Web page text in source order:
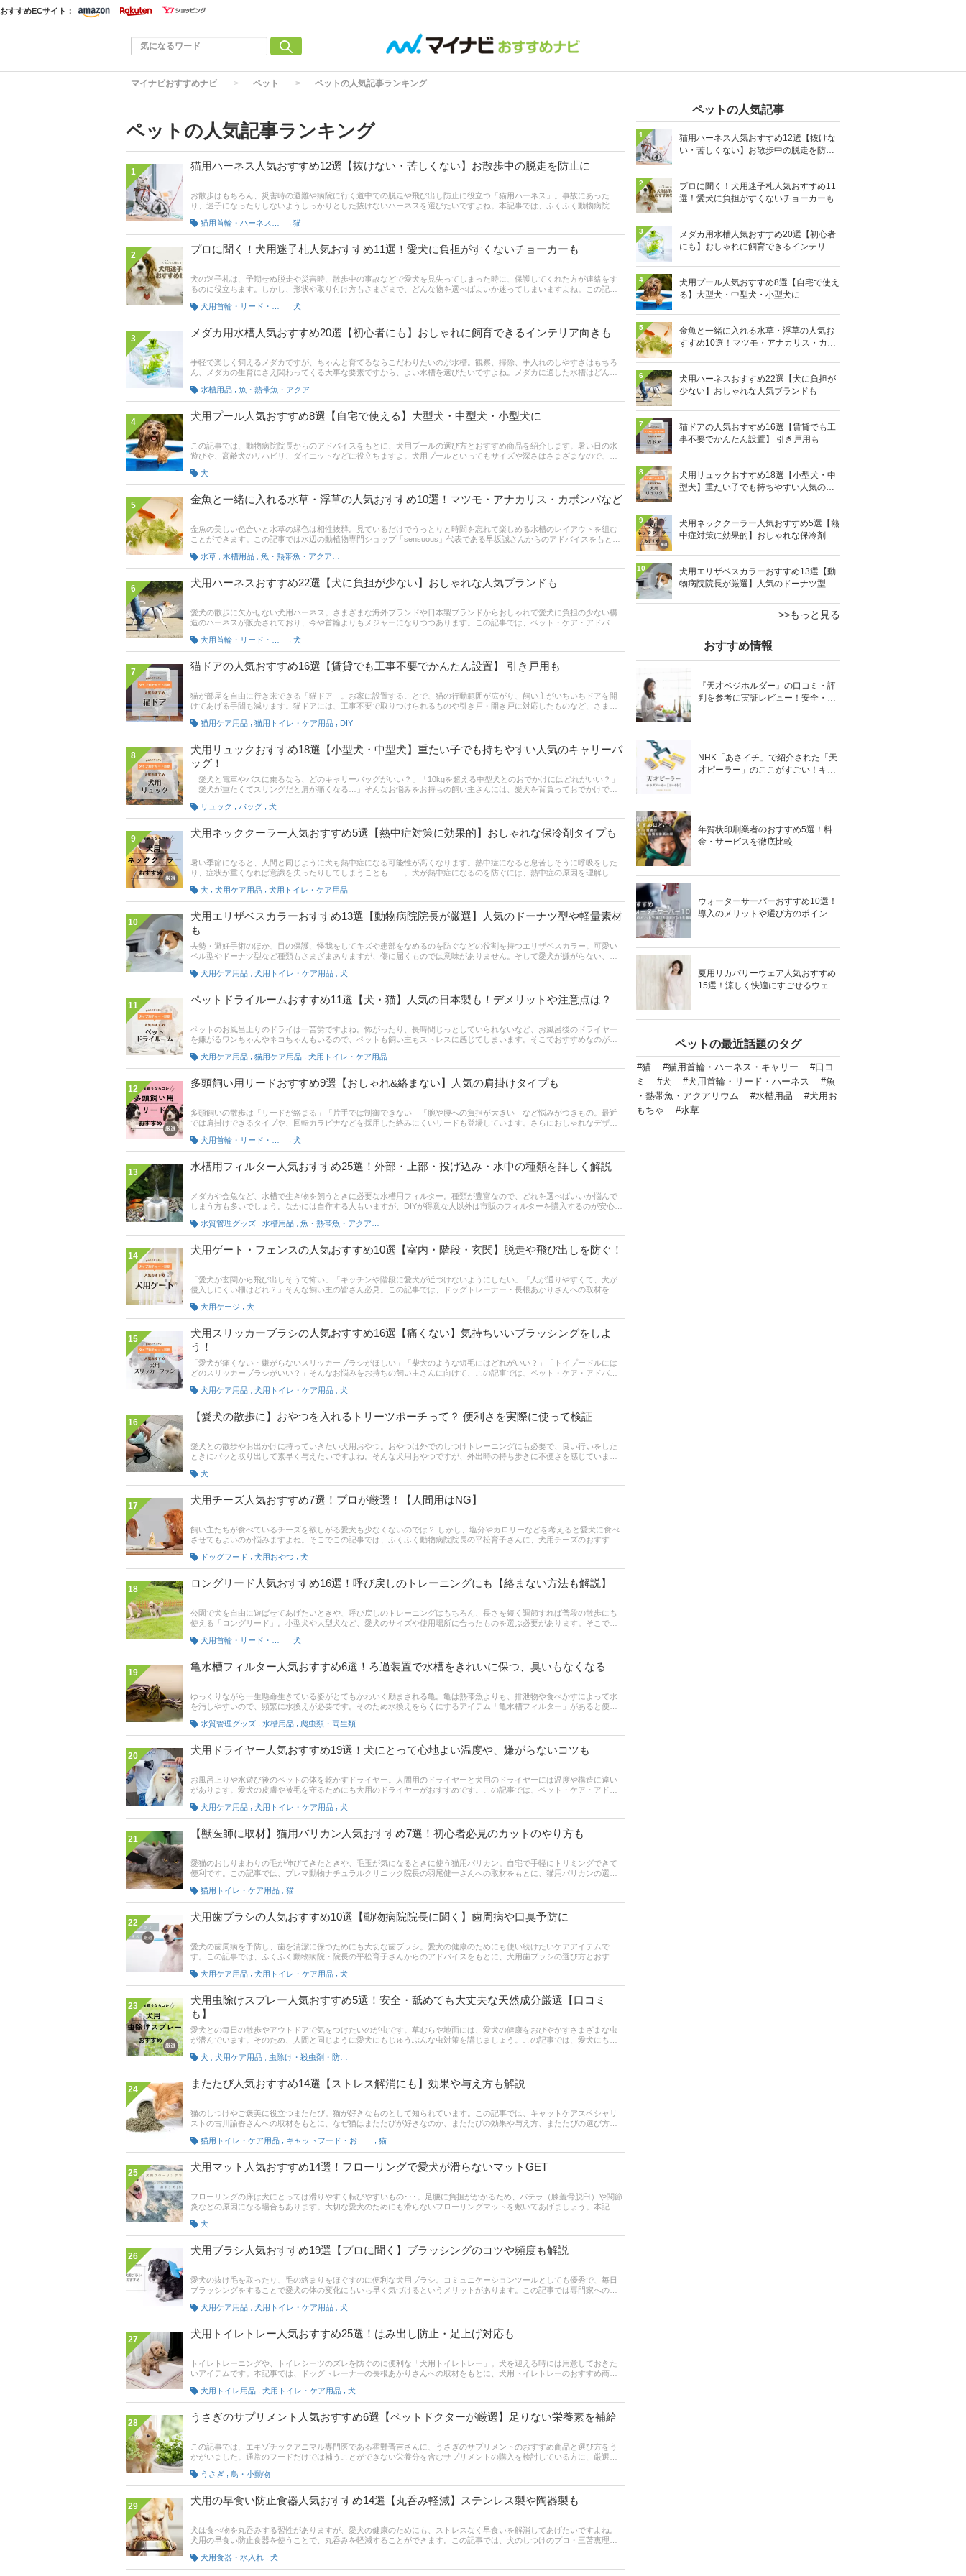
おすすめECサイト：
マイナビおすすめナビ ペット ペットの人気記事ランキング
ペットの人気記事ランキング
1 猫用ハーネス人気おすすめ12選【抜けない・苦しくない】お散歩中の脱走を防止に
お散歩はもちろん、災害時の避難や病院に行く道中での脱走や飛び出し防止に役立つ「猫用ハーネス」。事故にあった
り、迷子になったりしないようしっかりとした抜けないハーネスを選びたいですよね。本記事では、ふくふく動物病院院
オシ商品も紹介していきます。人気で外れにくいダブルロックや、おしゃれなベストタイプなどさまざまな商品をセレク
トしました。記事後半には、通販サイトの人気売れ筋ランキングも。 ぜひ最後までチェックして、安心してお出かけでき
る猫用ハーネスを見つけてくださいね。
猫
2 プロに聞く！犬用迷子札人気おすすめ11選！愛犬に負担がすくないチョーカーも
犬の迷子札は、予期せぬ脱走や災害時、散歩中の事故などで愛犬を見失ってしまった時に、保護してくれた方が連絡をす
るのに役立ちます。しかし、形状や取り付け方もさまざまで、どんな物を選べばよいか迷ってしまいますよね。この記事
教えていただきました。ぜひこの記事を参考にして、お気に入りの迷子札を見つけてみてください。
犬
3 メダカ用水槽人気おすすめ20選【初心者にも】おしゃれに飼育できるインテリア向きも
手軽で楽しく飼えるメダカですが、ちゃんと育てるならこだわりたいのが水槽。観察、掃除、手入れのしやすさはもちろ
ん、メダカの生育にさえ関わってくる大事な要素ですから、よい水槽を選びたいですよね。メダカに適した水槽はどんな
ウム専門店「SENSUOUS」代表の早坂誠さんのアドバイスをもとに、メダカ用水槽の選び方とおすすめ商品をご紹介。イ
ンテリアに合うおしゃれなメダカ水槽から初心者でも始められるものまでピックアップしています。比較一覧表、通販サ
イトの売れ筋人気ランキングもあるので、口コミや評判もチェックしてみてください。
水槽用品
4 犬用プール人気おすすめ8選【自宅で使える】大型犬・中型犬・小型犬に
この記事では、動物病院院長からのアドバイスをもとに、犬用プールの選び方とおすすめ商品を紹介します。暑い日の水
遊びや、高齢犬のリハビリ、ダイエットなどに役立ちますよ。犬用プールといってもサイズや深さはさまざまなので、愛
しやすいものを見つけましょう。後半には、比較一覧表や通販サイトの最新人気ランキングもあるので、売れ筋や口コミ
とあわせてチェックしてみてください。
犬
5 金魚と一緒に入れる水草・浮草の人気おすすめ10選！マツモ・アナカリス・カボンバなど
金魚の美しい色合いと水草の緑色は相性抜群。見ているだけでうっとりと時間を忘れて楽しめる水槽のレイアウトを組む
ことができます。この記事では水辺の動植物専門ショップ「sensuous」代表である早坂誠さんからのアドバイスをもと
ます。また、記事後半には水草の植え方や枯れてしまう・抜けてしまう時の対処方法、通販サイトの人気売れ筋ランキン
グなども掲載。 ぜひ最後までチェックして金魚にあう水草や浮草をを見つけてください。
水草 水槽用品
6 犬用ハーネスおすすめ22選【犬に負担が少ない】おしゃれな人気ブランドも
愛犬の散歩に欠かせない犬用ハーネス。さまざまな海外ブランドや日本製ブランドからおしゃれで愛犬に負担の少ない構
造のハーネスが販売されており、今や首輪よりもメジャーになりつつあります。この記事では、ペット・ケア・アドバイ
ご紹介します。超小型犬、小型犬、中型犬、大型犬など愛犬の体格や性格に合わせて抜けにくいハーネスをえらびましょ
う。記事後半には、ハーネスの着け方や通販サイトの人気ランキングも掲載。口コミや売れ筋を参考に愛犬にピッタリの
商品を見つけてくださいね。
犬
7 猫ドアの人気おすすめ16選【賃貸でも工事不要でかんたん設置】 引き戸用も
猫が部屋を自由に行き来できる「猫ドア」。お家に設置することで、猫の行動範囲が広がり、飼い主がいちいちドアを開
けてあげる手間も減ります。猫ドアには、工事不要で取りつけられるものや引き戸・開き戸に対応したものなど、さまざ
アの選び方とおすすめ商品を紹介。賃貸でも工事不要で取りつけられるもの、引き戸・開き戸対応など幅広く厳選しまし
た。猫の通りやすい大きさがわかるように、サイズも詳しくまとめているので、猫ドア選びの参考にしてみてください。
また、せっかく猫ドアを設置したのに、猫が通ってくれなかった場合の対処方法も解説しています。記事後半には、比較
一覧表、通販サイトの売れ筋人気ランキングもあるので、口コミや評判もチェックしてみてください。
猫用ケア用品 猫用トイレ・ケア用品 DIY
8
犬用リュックおすすめ18選【小型犬・中型犬】重たい子でも持ちやすい人気のキャリーバ
ッグ！
「愛犬と電車やバスに乗るなら、どのキャリーバッグがいい？」「10kgを超える中型犬とのおでかけにはどれがいい？」
「愛犬が重たくてスリングだと肩が痛くなる…」そんなお悩みをお持ちの飼い主さんには、愛犬を背負っておでかけでき
犬にぴったりな犬用リュックがわかる選び方診断とおすすめ商品をご紹介！ 小型犬向きの人気おしゃれリュックはもちろ
ん、災害時も安心なゲージタイプ、自転車に取り付けられるものなど、優秀な商品を厳選しています。また、記事後半に
は、通販サイトの最新人気ランキングリンクも掲載中。売れ筋や口コミをチェックして、愛犬も飼い主さんも気に入るリ
ュックをみつけてくださいね。
リュック バッグ 犬
9 犬用ネッククーラー人気おすすめ5選【熱中症対策に効果的】おしゃれな保冷剤タイプも
暑い季節になると、人間と同じように犬も熱中症になる可能性が高くなります。熱中症になると息苦しそうに呼吸をした
り、症状が重くなれば意識を失ったりしてしまうことも……。犬が熱中症になるのを防ぐには、熱中症の原因を理解し、
すすめの犬用のネッククーラーをご紹介します。愛用者の口コミや通販の人気ランキングも要チェックです。
犬 犬用ケア用品 犬用トイレ・ケア用品
10
犬用エリザベスカラーおすすめ13選【動物病院院長が厳選】人気のドーナツ型や軽量素材
も
去勢・避妊手術のほか、目の保護、怪我をしてキズや患部をなめるのを防ぐなどの役割を持つエリザベスカラー。可愛い
ベル型やドーナツ型など種類もさまざまありますが、傷に届くものでは意味がありません。そして愛犬が嫌がらない、柔
松育子先生への取材をもとに、エリザベスカラーの選び方とおすすめ商品を紹介！ 後半にはAmazonや楽天市場など通販サ
イトの最新人気ランキングや口コミ情報もあるので、きっとあなたの愛犬にピッタリの商品が見つかります。
犬用ケア用品 犬用トイレ・ケア用品 犬
11 ペットドライルームおすすめ11選【犬・猫】人気の日本製も！デメリットや注意点は？
ペットのお風呂上りのドライは一苦労ですよね。怖がったり、長時間じっとしていられないなど、お風呂後のドライヤー
を嫌がるワンちゃんやネコちゃんもいるので、ペットも飼い主もストレスに感じてしまいます。そこでおすすめなのがペ
の記事では、 ペットドライルームのメリットデメリット、選び方＆診断、おすすめ商品などを紹介します。ペットのドラ
イヤーが大変だと感じている方は、この記事を参考に検討してみてくださいね。
犬用ケア用品 猫用ケア用品 犬用トイレ・ケア用品
12 多頭飼い用リードおすすめ9選【おしゃれ&絡まない】人気の肩掛けタイプも
多頭飼いの散歩は「リードが絡まる」「片手では制御できない」「腕や腰への負担が大きい」など悩みがつきもの。最近
では肩掛けできるタイプや、回転カラビナなどを採用した絡みにくいリードも登場しています。さらにおしゃれなデザイ
ない・肩掛けできる・おしゃれ」の視点から、多頭飼いにおすすめのリード選びと人気商品をご紹介します。
犬
13 水槽用フィルター人気おすすめ25選！外部・上部・投げ込み・水中の種類を詳しく解説
メダカや金魚など、水槽で生き物を飼うときに必要な水槽用フィルター。種類が豊富なので、どれを選べばいいか悩んで
しまう方も多いでしょう。なかには自作する人もいますが、DIYが得意な人以外は市販のフィルターを購入するのが安心。
槽のフィルターの選び方、おすすめ商品をご紹介。アクアリウム初心者の方にもわかりやすく機能や用語の意味も解説し
ているのでぜひ一読してみてください。チャート図に基づいたタイプ別診断も試してみてくださいね。通販サイトの人気
売れ筋ランキングも。 ぜひ最後までチェックし、使い勝手のよい水槽用フィルターを見つけてくださいね。
水質管理グッズ 水槽用品
14 犬用ゲート・フェンスの人気おすすめ10選【室内・階段・玄関】脱走や飛び出しを防ぐ！
「愛犬が玄関から飛び出しそうで怖い」「キッチンや階段に愛犬が近づけないようにしたい」「人が通りやすくて、犬が
侵入しにくい柵はどれ？」そんな飼い主の皆さん必見。この記事では、ドッグトレーナー・長根あかりさんへの取材をも
イプや簡単に設置できる突っ張り棒タイプ、飛びついても安心なネジ固定タイプなど、優秀な商品を厳選しています。ま
た、記事後半では通販サイトの最新人気ランキングも掲載中！ 売れ筋や口コミもチェックして、愛犬との快適な生活がお
くれる犬用ゲート・フェンスをゲットしてください。
犬用ケージ 犬
15
犬用スリッカーブラシの人気おすすめ16選【痛くない】気持ちいいブラッシングをしよ
う！
「愛犬が痛くない・嫌がらないスリッカーブラシがほしい」「柴犬のような短毛にはどれがいい？」「トイプードルには
どのスリッカーブラシがいい？」そんなお悩みをお持ちの飼い主さんに向けて、この記事では、ペット・ケア・アドバイ
痛くならないように工夫が施されたブラシから、毛のタイプに合わせたおすすめ商品までセレクトしています。また、記
事後半には各通販サイトの最新人気ランキングも掲載中。愛犬が気持ちよくブラッシングできるスリッカーブラシを手に
入れて、毛並みを整えつつスキンシップも楽しんでくださいね！
犬用ケア用品 犬用トイレ・ケア用品 犬
16 【愛犬の散歩に】おやつを入れるトリーツポーチって？ 便利さを実際に使って検証
愛犬との散歩やお出かけに持っていきたい犬用おやつ。おやつは外でのしつけトレーニングにも必要で、良い行いをした
ときにパッと取り出して素早く与えたいですよね。そんな犬用おやつですが、外出時の持ち歩きに不便さを感じていませ
ば、その使い勝手のよさと便利さに驚くはず！この記事では、14歳と0歳ポメラニアンの飼い主で犬好き編集部員が、
Amazonで人気の『Umi.（ウミ）』のトリーツポーチを実際に使ってみて、良かった点・悪かった点を正直にレビューして
いきます！
犬
17 犬用チーズ人気おすすめ7選！プロが厳選！【人間用はNG】
飼い主たちが食べているチーズを欲しがる愛犬も少なくないのでは？ しかし、塩分やカロリーなどを考えると愛犬に食べ
させてもよいのか悩みますよね。そこでこの記事では、ふくふく動物病院院長の平松育子さんに、犬用チーズのおすすめ
すめがないか探している方はぜひ参考にしてください。記事後半には、通販サイトの人気売れ筋ランキングも。 ぜひ最後
までチェックして、愛犬に安心して与えられるチーズを見つける参考にしてください。
ドッグフード 犬用おやつ 犬
18 ロングリード人気おすすめ16選！呼び戻しのトレーニングにも【絡まない方法も解説】
公園で犬を自由に遊ばせてあげたいときや、呼び戻しのトレーニングはもちろん、長さを短く調節すれば普段の散歩にも
使える「ロングリード」。小型犬や大型犬など、愛犬のサイズや使用場所に合ったものを選ぶ必要があります。そこで、
ちろん、10ｍや20mと長めのロングリードもセレクトしています。記事後半では、ロングリードを使う時に注意点や絡ま
ない方法、通販サイトの人気ランキングも掲載しています。きっと使いやすい商品が見つかります！ぜひ、チェックして
みてください。
犬
19 亀水槽フィルター人気おすすめ6選！ろ過装置で水槽をきれいに保つ、臭いもなくなる
ゆっくりながら一生懸命生きている姿がとてもかわいく励まされる亀。亀は熱帯魚よりも、排泄物や食べかすによって水
を汚しやすいので、頻繁に水換えが必要です。そのため水換えをらくにするアイテム「亀水槽フィルター」があると便
では、亀フィルターごとの特徴や選ぶポイントとおすすめ商品をご紹介。強力なフィルターや亀の水槽をきれいに保つ商
品をピックアップしています。記事後半には、比較一覧表、通販サイトの売れ筋人気ランキングもあるので、口コミや評
判もチェックしてみてください。
水質管理グッズ 水槽用品 爬虫類・両生類
20 犬用ドライヤー人気おすすめ19選！犬にとって心地よい温度や、嫌がらないコツも
お風呂上りや水遊び後のペットの体を乾かすドライヤー。人間用のドライヤーと犬用のドライヤーには温度や構造に違い
があります。愛犬の皮膚や被毛を守るためにも犬用のドライヤーがおすすめです。この記事では、ペット・ケア・アドバ
いい温度や、ドライヤーとブロアーの違いについてもご説明しているので犬用のドライヤーをお探しの飼い主さん必見で
す！また、記事後半では嫌がらないペットドライのコツ、各通販サイトの人気ランキングリンクも掲載。この記事を読ん
で愛犬が嫌がらないドライヤー選びの参考にしてください。
犬用ケア用品 犬用トイレ・ケア用品 犬
21 【獣医師に取材】猫用バリカン人気おすすめ7選！初心者必見のカットのやり方も
愛猫のおしりまわりの毛が伸びてきたときや、毛玉が気になるときに使う猫用バリカン。自宅で手軽にトリミングできて
便利です。この記事では、プレマ動物ナチュラルクリニック院長の羽尾健一さんへの取材をもとに、猫用バリカンの選び
あるので、チェックしてみてください。
猫用トイレ・ケア用品 猫
22 犬用歯ブラシの人気おすすめ10選【動物病院院長に聞く】歯周病や口臭予防に
愛犬の歯周病を予防し、歯を清潔に保つためにも大切な歯ブラシ。愛犬の健康のためにも使い続けたいケアアイテムで
す。この記事では、ふくふく動物病院・院長の平松育子さんからのアドバイスをもとに、犬用歯ブラシの選び方とおすす
人気ランキングリンクも掲載。売れ筋や口コミをチェックして使いやすい犬用歯ブラシを見つけてくださいね。
犬用ケア用品 犬用トイレ・ケア用品 犬
23
犬用虫除けスプレー人気おすすめ5選！安全・舐めても大丈夫な天然成分厳選【口コミ
も】
愛犬との毎日の散歩やアウトドアで気をつけたいのが虫です。草むらや地面には、愛犬の健康をおびやかすさまざまな虫
が潜んでいます。そのため、人間と同じように愛犬にもじゅうぶんな虫対策を講じましょう。この記事では、愛犬にも虫
ます。後半には、通販サイトの人気ランキングも掲載しています。ぴったりな虫除けスプレーを見つけたい方は、ぜひ最
後までチェックしてください。
犬 犬用ケア用品
24 またたび人気おすすめ14選【ストレス解消にも】効果や与え方も解説
猫のしつけやご褒美に役立つまたたび。猫が好きなものとして知られています。この記事では、キャットケアスペシャリ
ストの古川諭香さんへの取材をもとに、なぜ猫はまたたびが好きなのか、またたびの効果や与え方、またたびの選び方や
ください。
猫用トイレ・ケア用品 猫
25 犬用マット人気おすすめ14選！フローリングで愛犬が滑らないマットGET
フローリングの床は犬にとっては滑りやすく転びやすいもの･･･。足腰に負担がかかるため、パテラ（膝蓋骨脱臼）や関節
炎などの原因になる場合もあります。大切な愛犬のためにも滑らないフローリングマットを敷いてあげましょう。本記事
紹介！ ジョイントタイプや、賃貸でも使いやすい滑り止めつきのものなどをピックアップしています。また、記事後半で
は人気通販サイトの売れ筋ランキングも掲載。口コミや売れ筋をチェックして愛犬も飼い主さんも過ごしやすいワンちゃ
ん用マットを探す参考にしてください。
犬
26 犬用ブラシ人気おすすめ19選【プロに聞く】ブラッシングのコツや頻度も解説
愛犬の抜け毛を取ったり、毛の絡まりをほぐすのに便利な犬用ブラシ。コミュニケーションツールとしても優秀で、毎日
ブラッシングをすることで愛犬の体の変化にもいち早く気づけるというメリットがあります。この記事では専門家への取
イプに適したブラシを選ぶのはもちろん、皮膚への刺激やお手入れのしやすさなどにも着目して選びましょう。くわえ
て、記事後半には通販サイトの最新人気ランキングや上手なブラッシングのコツなども紹介しています。飼い主のみなさ
んはぜひ参考にして愛犬にあうブラシを見つけてくださいね。
犬用ケア用品 犬用トイレ・ケア用品 犬
27 犬用トイレトレー人気おすすめ25選！はみ出し防止・足上げ対応も
トイレトレーニングや、トイレシーツのズレを防ぐのに便利な「犬用トイレトレー」。犬を迎える時には用意しておきた
いアイテムです。本記事では、ドッグトレーナーの長根あかりさんへの取材をもとに、犬用トイレトレーのおすすめ商品
レクトしています。また、記事後半には通販サイトの最新人気ランキングも掲載。最後までチェックして愛犬と飼い主さ
んが使いやすいトイレトレーを見つける参考にしてください。
犬用トイレ用品 犬用トイレ・ケア用品 犬
28 うさぎのサプリメント人気おすすめ6選【ペットドクターが厳選】足りない栄養素を補給
この記事では、エキゾチックアニマル専門医である霍野晋吉さんに、うさぎのサプリメントのおすすめ商品と選び方をう
かがいました。通常のフードだけでは補うことができない栄養分を含むサプリメントの購入を検討している方に、厳選し
なうさぎのために、ペットドクターが教える選び方のポイントを参考にしながら、ぴったりのサプリメントをみつけまし
ょう。
うさぎ 鳥・小動物
29 犬用の早食い防止食器人気おすすめ14選【丸呑み軽減】ステンレス製や陶器製も
犬は食べ物を丸呑みする習性がありますが、愛犬の健康のためにも、ストレスなく早食いを解消してあげたいですよね。
犬用の早食い防止食器を使うことで、丸呑みを軽減することができます。この記事では、犬のしつけのプロ・三苫恵理子
ピックアップしています。さらに、より効果的に早食いを防止する方法も解説！記事後半には、比較一覧表、通販サイト
の売れ筋人気ランキングもあるので、口コミや評判もチェックしてみてください。
犬用食器・水入れ 犬
ペットの人気記事
1
猫用ハーネス人気おすすめ12選【抜けな
い・苦しくない】お散歩中の脱走を防止
2
プロに聞く！犬用迷子札人気おすすめ11
選！愛犬に負担がすくないチョーカーも
3
メダカ用水槽人気おすすめ20選【初心者
にも】おしゃれに飼育できるインテリア
4
犬用プール人気おすすめ8選【自宅で使え
る】大型犬・中型犬・小型犬に
5
金魚と一緒に入れる水草・浮草の人気お
すすめ10選！マツモ・アナカリス・カボ
6
犬用ハーネスおすすめ22選【犬に負担が
少ない】おしゃれな人気ブランドも
7
猫ドアの人気おすすめ16選【賃貸でも工
事不要でかんたん設置】 引き戸用も
8
犬用リュックおすすめ18選【小型犬・中
型犬】重たい子でも持ちやすい人気のキ
9
犬用ネッククーラー人気おすすめ5選【熱
中症対策に効果的】おしゃれな保冷剤タ
10
犬用エリザベスカラーおすすめ13選【動
物病院院長が厳選】人気のドーナツ型や
>>もっと見る
おすすめ情報
『天才ベジホルダー』の口コミ・評
判を参考に実証レビュー！安全・時
NHK「あさイチ」で紹介された「天
才ピーラー」のここがすごい！キャ
年賀状印刷業者のおすすめ5選！料
金・サービスを徹底比較
ウォーターサーバーおすすめ10選！
導入のメリットや選び方のポイント
夏用リカバリーウェア人気おすすめ
15選！涼しく快適にすごせるウェア
ペットの最近話題のタグ
#猫 #猫用首輪・ハーネス・キャリー
#口コ
ミ
#犬 #犬用首輪・リード・ハーネス
#魚
・熱帯魚・アクアリウム
#水槽用品
#犬用お
もちゃ
#水草